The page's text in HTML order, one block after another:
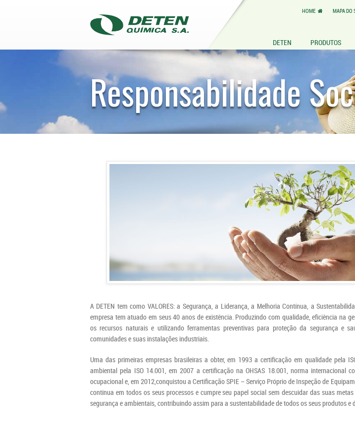
HOME MAPA DO
DETEN PRODUTOS
Responsabilidade
A DETEN tem como VALORES: a Segurança, a Liderança, a Melhoria Contínua, a
empresa tem atuado em seus 40 anos de existência. Produzindo com qualidade, eficiência na
os recursos naturais e utilizando ferramentas preventivas para proteção da segurança e
comunidades e suas instalações industriais.
Uma das primeiras empresas brasileiras a obter, em 1993 a certificação em qualidade pela
ambiental pela ISO 14.001, em 2007 a certificação na OHSAS 18.001, norma internacional
ocupacional e, em 2012,conquistou a Certificação SPIE – Serviço Próprio de Inspeção de
contínua em todos os seus processos e cumpre seu papel social sem descuidar das suas
segurança e ambientais, contribuindo assim para a sustentabilidade de todos os seus produtos e